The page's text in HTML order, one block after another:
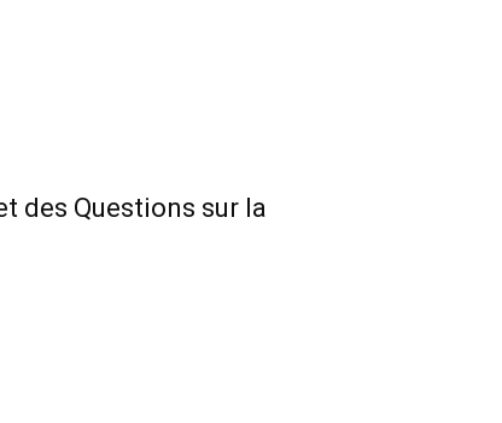
des Questions sur la